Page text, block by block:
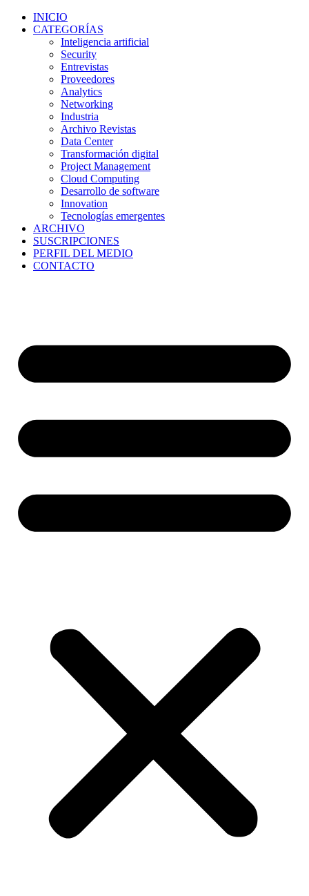
INICIO
CATEGORÍAS
Inteligencia artificial
Security
Entrevistas
Proveedores
Analytics
Networking
Industria
Archivo Revistas
Data Center
Transformación digital
Project Management
Cloud Computing
Desarrollo de software
Innovation
Tecnologías emergentes
ARCHIVO
SUSCRIPCIONES
PERFIL DEL MEDIO
CONTACTO